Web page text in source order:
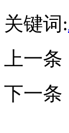
关键词:
上一条
下一条